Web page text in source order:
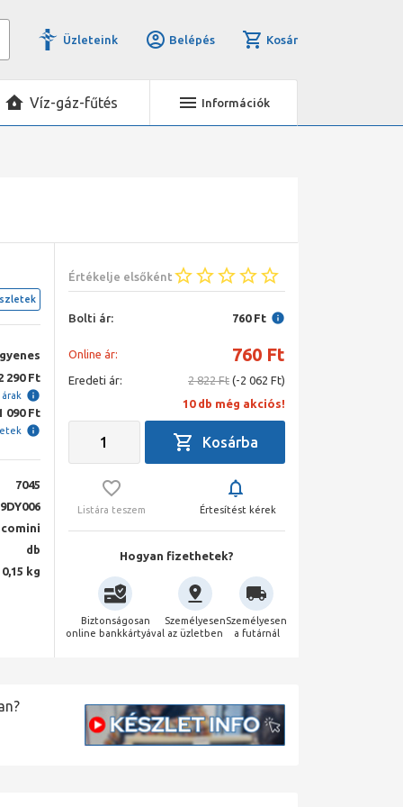
Üzleteink Belépés Kosár
Víz-gáz-fűtés Információk
290 Ft
090 Ft
7045
db
0,15 kg
Értékelje elsőként
Bolti ár: 760 Ft
Online ár: 760 Ft
Eredeti ár: 2 822 Ft (-2 062 Ft)
10 db még akciós!
Listára teszem Értesítést kérek
Hogyan fizethetek?
Biztonságosan
online bankkártyával
Személyesen
az üzletben
Személyesen
a futárnál